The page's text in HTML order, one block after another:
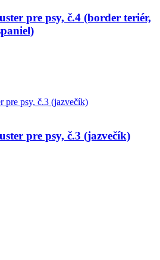
pre psy, č.4 (border teriér,
pre psy, č.3 (jazvečík)